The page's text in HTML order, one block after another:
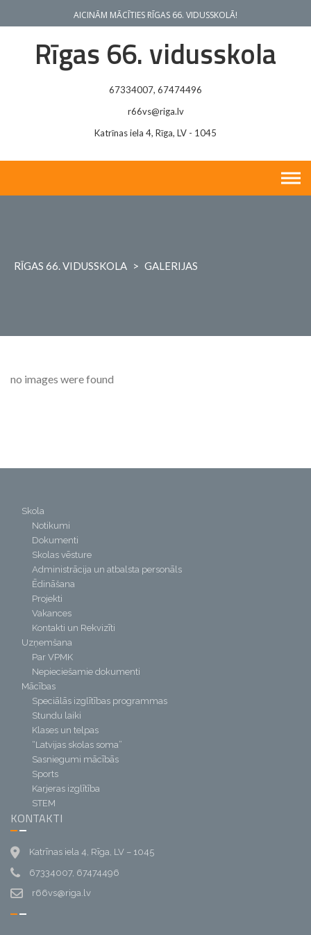
AICINĀM MĀCĪTIES RĪGAS 66. VIDUSSKOLĀ!
Rīgas 66. vidusskola
67334007, 67474496
r66vs@riga.lv
Katrīnas iela 4, Rīga, LV - 1045
RĪGAS 66. VIDUSSKOLA > GALERIJAS
no images were found
Skola
Notikumi
Dokumenti
Skolas vēsture
Administrācija un atbalsta personāls
Ēdināšana
Projekti
Vakances
Kontakti un Rekvizīti
Uzņemšana
Par VPMK
Nepieciešamie dokumenti
Mācības
Speciālās izglītības programmas
Stundu laiki
Klases un telpas
“Latvijas skolas soma”
Sasniegumi mācībās
Sports
Karjeras izglītība
STEM
KONTAKTI
Katrīnas iela 4, Rīga, LV – 1045
67334007, 67474496
r66vs@riga.lv